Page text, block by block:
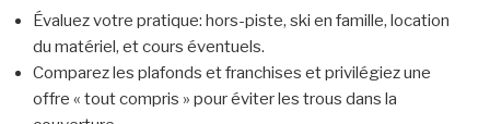
Évaluez votre pratique: hors-piste, ski en famille, location
du matériel, et cours éventuels.
Comparez les plafonds et franchises et privilégiez une
offre « tout compris » pour éviter les trous dans la